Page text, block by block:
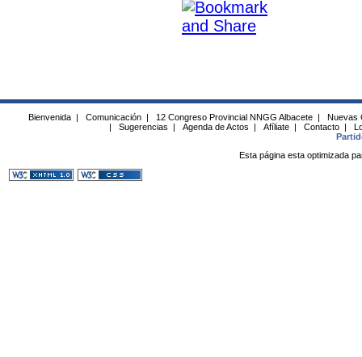
Bienvenida | Comunicación | 12 Congreso Provincial NNGG Albacete |
Nuevas
|
Sugerencias | Agenda de Actos | Afíliate | Contacto |
Esta página esta optimizada